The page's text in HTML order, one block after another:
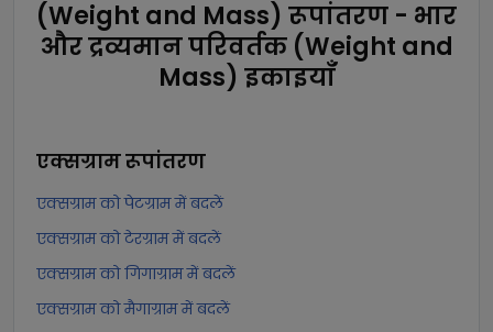
(Weight and Mass) रूपांतरण - भार
और द्रव्यमान परिवर्तक (Weight and
Mass) इकाइयाँ
एक्सग्रामरूपांतरण
एक्सग्राम को पेटग्राम में बदलें
एक्सग्राम को टेरग्राम में बदलें
एक्सग्राम को गिगाग्राम में बदलें
एक्सग्राम को मैगाग्राम में बदलें